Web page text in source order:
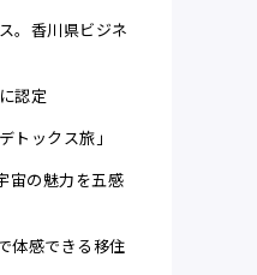
。香川県ビジネ
認定
トックス旅」
宙の魅力を五感
体感できる移住